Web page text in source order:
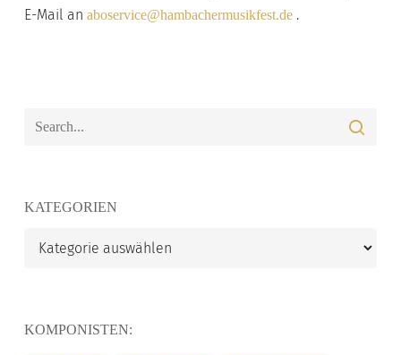
E-Mail an aboservice@hambachermusikfest.de .
KATEGORIEN
KOMPONISTEN: